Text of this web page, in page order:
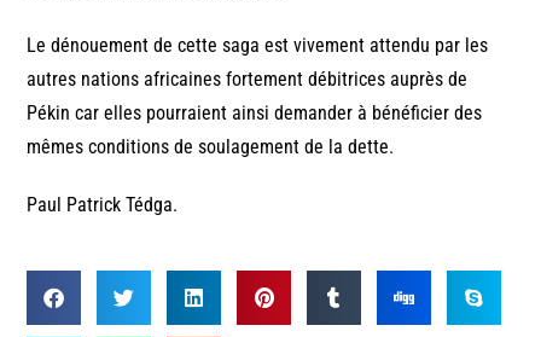
Le dénouement de cette saga est vivement attendu par les
autres nations africaines fortement débitrices auprès de
Pékin car elles pourraient ainsi demander à bénéficier des
mêmes conditions de soulagement de la dette.
Paul Patrick Tédga.